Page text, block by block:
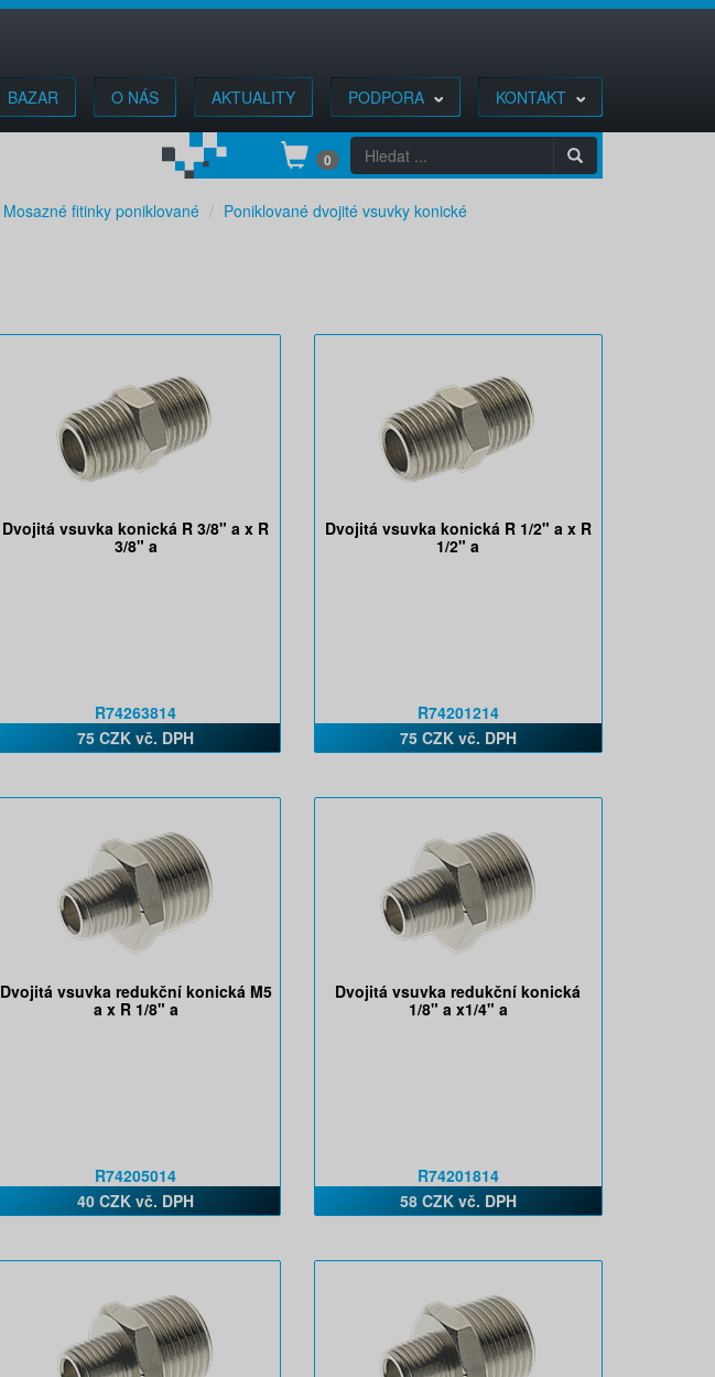
BAZAR O NÁS AKTUALITY PODPORA KONTAKT
0
Mosazné fitinky poniklované Poniklované dvojité vsuvky konické
Dvojitá vsuvka konická R 3/8" a x R
3/8" a
R74263814
75 CZK vč. DPH
Dvojitá vsuvka konická R 1/2" a x R
1/2" a
R74201214
75 CZK vč. DPH
Dvojitá vsuvka redukční konická M5
a x R 1/8" a
R74205014
40 CZK vč. DPH
Dvojitá vsuvka redukční konická
1/8" a x1/4" a
R74201814
58 CZK vč. DPH